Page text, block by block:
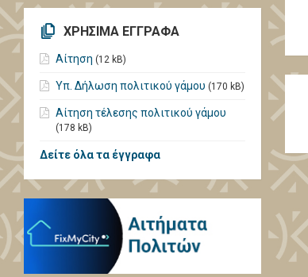
ΧΡΗΣΙΜΑ ΕΓΓΡΑΦΑ
Αίτηση (12 kB)
Υπ. Δήλωση πολιτικού γάμου (170 kB)
Αίτηση τέλεσης πολιτικού γάμου
(178 kB)
Δείτε όλα τα έγγραφα